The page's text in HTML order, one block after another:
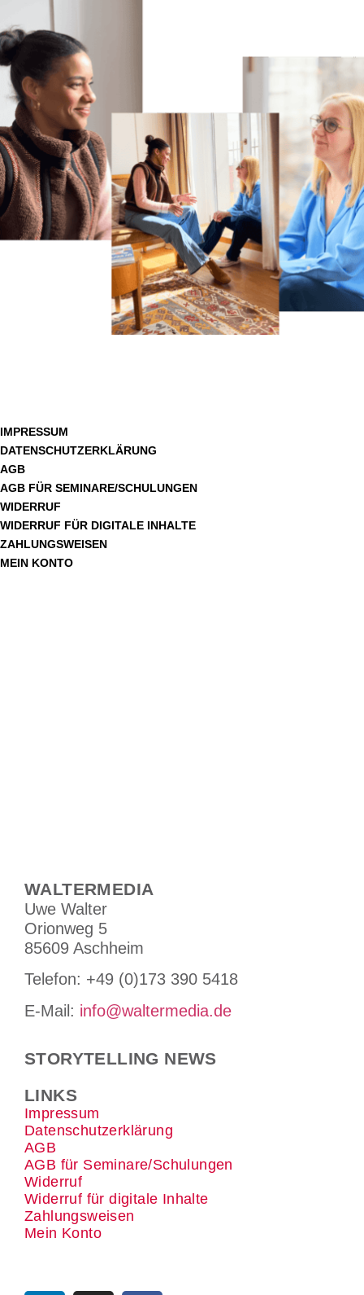
IMPRESSUM
DATENSCHUTZERKLÄRUNG
AGB
AGB FÜR SEMINARE/SCHULUNGEN
WIDERRUF
WIDERRUF FÜR DIGITALE INHALTE
ZAHLUNGSWEISEN
MEIN KONTO
WALTERMEDIA
Uwe Walter
Orionweg 5
85609 Aschheim
Tele­fon: +49 (0)173 390 5418
E-Mail: info@waltermedia.de
STORYTELLING NEWS
LINKS
Impressum
Datenschutzerklärung
AGB
AGB für Seminare/Schulungen
Widerruf
Widerruf für digitale Inhalte
Zahlungsweisen
Mein Konto